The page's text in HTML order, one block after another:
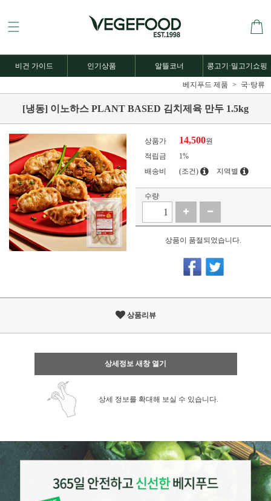
비건 가이드 인기상품 알뜰코너 콩고기·밀고기쇼핑
베지푸드 제품 국·탕류
[냉동] 이노하스 PLANT BASED 김치제육 만두 1.5kg
상품가 14,500원
적립금
1%
배송비
(조건) 지역별
수량
상품이 품절되었습니다.
상품리뷰
상세정보 새창 열기
상세 정보를 확대해 보실 수 있습니다.